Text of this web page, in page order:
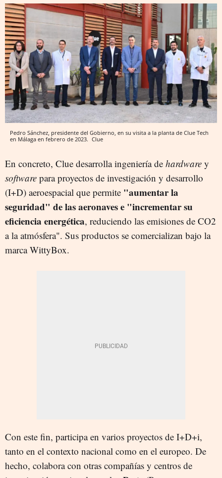
Pedro Sánchez, presidente del Gobierno, en su visita a la planta de Clue Tech
en Málaga en febrero de 2023. Clue
En concreto, Clue desarrolla ingeniería de hardware y
software para proyectos de investigación y desarrollo
(I+D) aeroespacial que permite "aumentar la
seguridad" de las aeronaves e "incrementar su
eficiencia energética, reduciendo las emisiones de CO2
a la atmósfera". Sus productos se comercializan bajo la
marca WittyBox.
Con este fin, participa en varios proyectos de I+D+i,
tanto en el contexto nacional como en el europeo. De
hecho, colabora con otras compañías y centros de